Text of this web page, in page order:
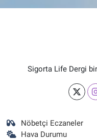
Sigorta Life Dergi
Nöbetçi Eczaneler
Hava Durumu